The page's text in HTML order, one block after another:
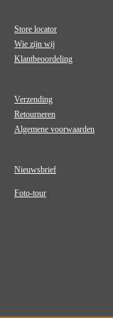
Store locator
Wie zijn wij
Klantbeoordeling
Verzending
Retourneren
Algemene voorwaarden
Nieuwsbrief
Foto-tour